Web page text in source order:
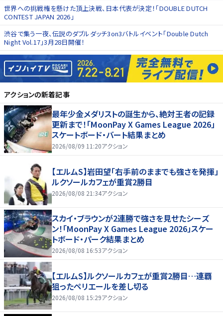
世界への挑戦権を懸けた頂上決戦、日本代表が決定！「DOUBLE DUTCH
CONTEST JAPAN 2026」
渋谷で集う一夜、伝説のダブルダッチ3on3バトルイベント「Double Dutch
Night Vol.17」3月28日開催！
アクションの新着記事
最年少金メダリストの誕生から、絶対王者の記録
更新まで！「MoonPay X Games League 2026」
スケートボード・バート結果まとめ
2026/08/09 11:20アクション
【エルムS】岩田望「右手前のままでも強さを発揮」
ルクソールカフェが重賞2勝目
2026/08/08 21:34アクション
スカイ・ブラウンが2連勝で強さを見せたシーズ
ン！「MoonPay X Games League 2026」スケー
トボード・パーク結果まとめ
2026/08/08 16:53アクション
【エルムS】ルクソールカフェが重賞2勝目…連覇
狙ったペリエールを差し切る
2026/08/08 15:29アクション